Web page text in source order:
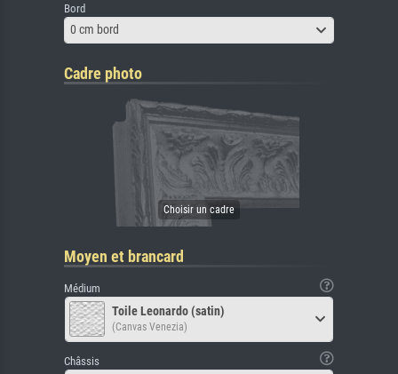
Bord
0 cm bord
Cadre photo
Moyen et brancard
Médium
Toile Leonardo (satin)
(Canvas Venezia)
Châssis